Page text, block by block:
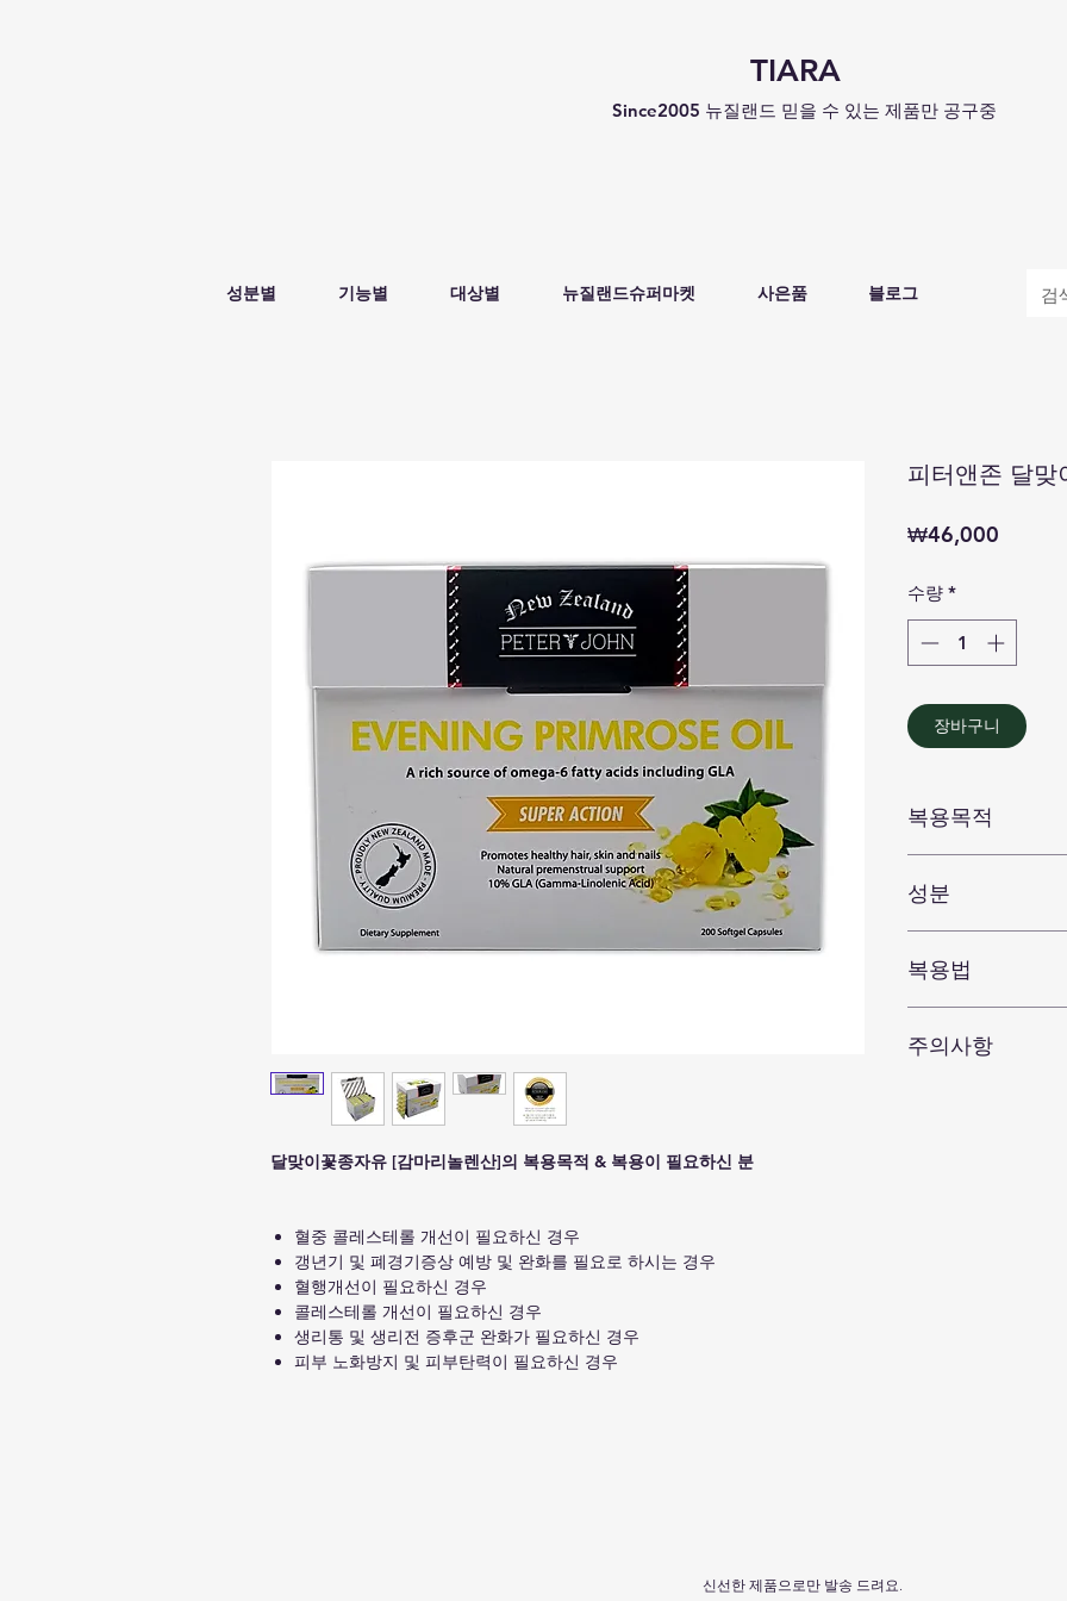
TIARA
Since2005 뉴질랜드 믿을 수 있는 제품만 공구중
성분별 기능별 대상별 뉴질랜드슈퍼마켓 사은품 블로그
달맞이꽃종자유 [감마리놀렌산]의 복용목적 & 복용이 필요하신 분
혈중 콜레스테롤 개선이 필요하신 경우
갱년기 및 폐경기증상 예방 및 완화를 필요로 하시는 경우
혈행개선이 필요하신 경우
콜레스테롤 개선이 필요하신 경우
생리통 및 생리전 증후군 완화가 필요하신 경우
피부 노화방지 및 피부탄력이 필요하신 경우
피터앤존 달
₩46,000
수량 *
장바구니
복용목적
선,두뇌발달
성분
달맞이꽃종자유
복용법
캡슐의 내용물을
주의사항
신선한 제품으로만 발송 드려요.